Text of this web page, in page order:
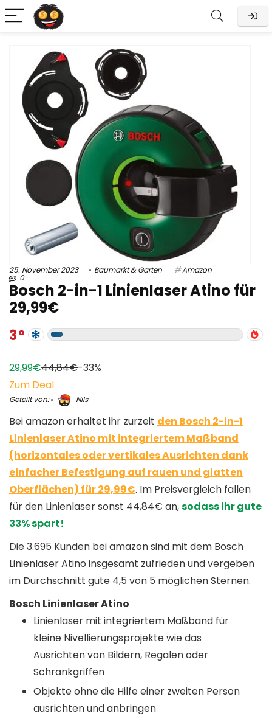
25. November 2023 Baumarkt & Garten Amazon
0
Bosch 2-in-1 Linienlaser Atino für
29,99€
3
29,99€44,84€-33%
Zum Deal
Geteilt von: Nils
Bei amazon erhaltet ihr zurzeit den Bosch 2-in-1
Linienlaser Atino mit integriertem Maßband
(horizontales oder vertikales Ausrichten dank
einfacher Befestigung auf rauen und glatten
Oberflächen) für 29,99€. Im Preisvergleich fallen
für den Linienlaser sonst 44,84€ an,sodass ihr gute
33% spart!
Die 3.695 Kunden bei amazon sind mit dem Bosch
Linienlaser Atino insgesamt zufrieden und vergeben
im Durchschnitt gute 4,5 von 5 möglichen Sternen.
Bosch Linienlaser Atino
Linienlaser mit integriertem Maßband für
kleine Nivellierungsprojekte wie das
Ausrichten von Bildern, Regalen oder
Schrankgriffen
Objekte ohne die Hilfe einer zweiten Person
ausrichten und anbringen